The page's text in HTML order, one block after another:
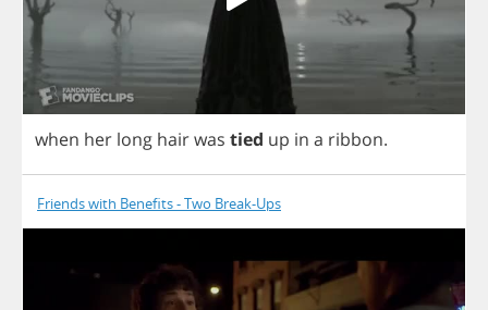
when her long hairwas tied up in a ribbon.
Friends with Benefits - Two Break-Ups